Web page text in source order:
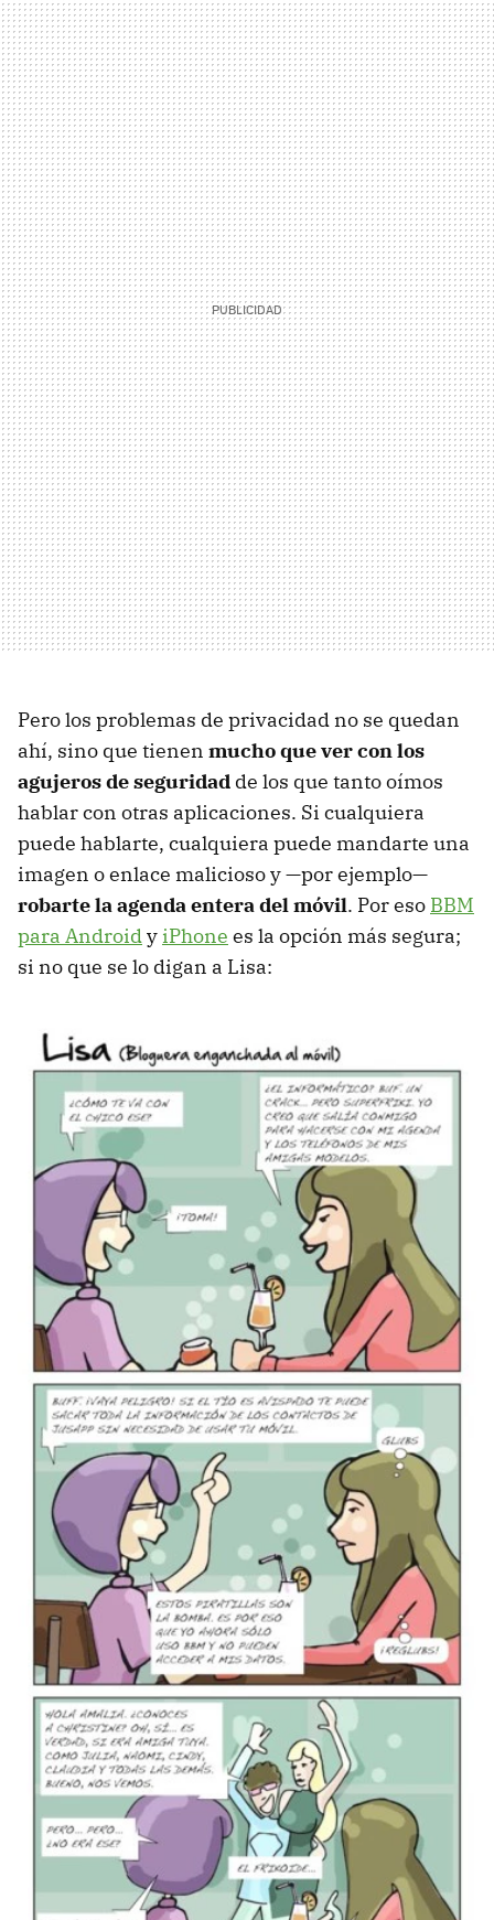
Pero los problemas de privacidad no se quedan
ahí, sino que tienen mucho que ver con los
agujeros de seguridad de los que tanto oímos
hablar con otras aplicaciones. Si cualquiera
puede hablarte, cualquiera puede mandarte una
imagen o enlace malicioso y —por ejemplo—
robarte la agenda entera del móvil. Por eso BBM
para Androidy iPhone es la opción más segura;
si no que se lo digan a Lisa: